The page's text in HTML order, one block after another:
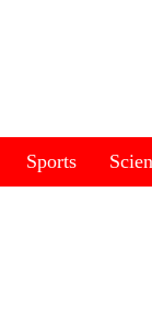
Sports